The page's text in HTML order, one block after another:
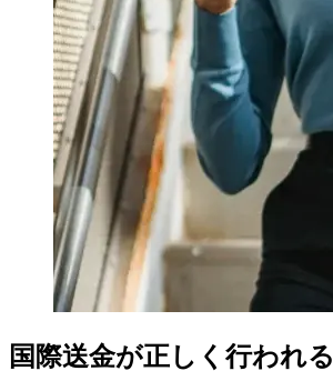
国際送金が正しく行われる